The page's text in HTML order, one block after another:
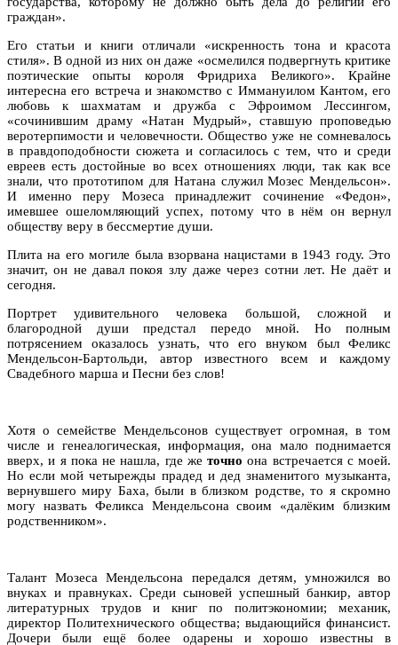
граждан».
Его статьи и книги отличали «искренность тона и красота
стиля». В одной из них он даже «осмелился подвергнуть критике
поэтические опыты короля Фридриха Великого». Крайне
интересна его встреча и знакомство с Иммануилом Кантом, его
любовь к шахматам и дружба с Эфроимом Лессингом,
«сочинившим драму «Натан Мудрый», ставшую проповедью
веротерпимости и человечности. Общество уже не сомневалось
в правдоподобности сюжета и согласилось с тем, что и среди
евреев есть достойные во всех отношениях люди, так как все
знали, что прототипом для Натана служил Мозес Мендельсон».
И именно перу Мозеса принадлежит сочинение «Федон»,
имевшее ошеломляющий успех, потому что в нём он вернул
обществу веру в бессмертие души.
Плита на его могиле была взорвана нацистами в 1943 году. Это
значит, он не давал покоя злу даже через сотни лет. Не даёт и
сегодня.
Портрет удивительного человека большой, сложной и
благородной души предстал передо мной. Но полным
потрясением оказалось узнать, что его внуком был Феликс
Мендельсон-Бартольди, автор известного всем и каждому
Свадебного марша и Песни без слов!
Хотя о семействе Мендельсонов существует огромная, в том
числе и генеалогическая, информация, она мало поднимается
вверх, и я пока не нашла, где же точно она встречается с моей.
Но если мой четырежды прадед и дед знаменитого музыканта,
вернувшего миру Баха, были в близком родстве, то я скромно
могу назвать Феликса Мендельсона своим «далёким близким
родственником».
Талант Мозеса Мендельсона передался детям, умножился во
внуках и правнуках. Среди сыновей успешный банкир, автор
литературных трудов и книг по политэкономии; механик,
директор Политехнического общества; выдающийся финансист.
Дочери были ещё более одарены и хорошо известны в